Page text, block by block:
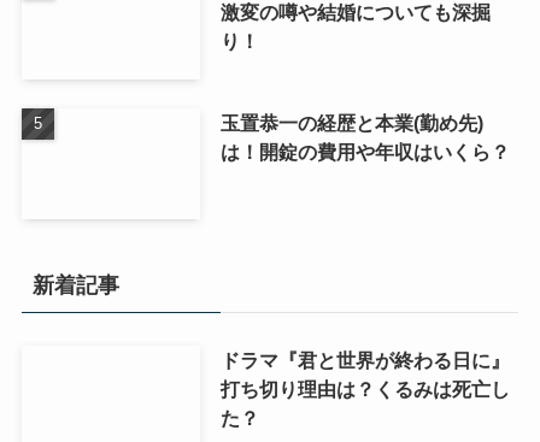
激変の噂や結婚についても深掘
り！
玉置恭一の経歴と本業(勤め先)
は！開錠の費用や年収はいくら？
新着記事
ドラマ『君と世界が終わる日に』
打ち切り理由は？くるみは死亡し
た？